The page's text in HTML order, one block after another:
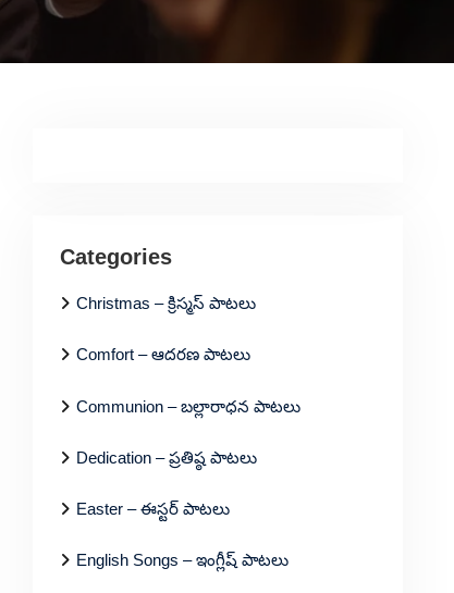
Categories
Christmas – క్రిస్మస్ పాటలు
Comfort – ఆదరణ పాటలు
Communion – బల్లారాధన పాటలు
Dedication – ప్రతిష్ఠ పాటలు
Easter – ఈస్టర్ పాటలు
English Songs – ఇంగ్లీష్ పాటలు